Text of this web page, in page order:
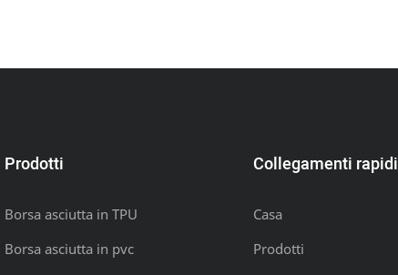
Prodotti
Borsa asciutta in TPU
Borsa asciutta in pvc
Collegamenti rapidi
Casa
Prodotti